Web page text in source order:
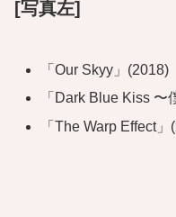
[写真左]
「Our Skyy」(2018)
「Dark Blue Kiss
「The Warp Effect」